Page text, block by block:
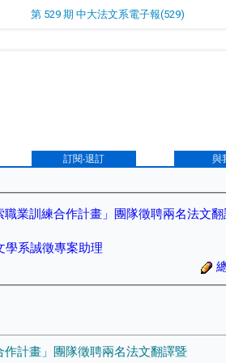
第 529 期 中大法文系電子報(529)